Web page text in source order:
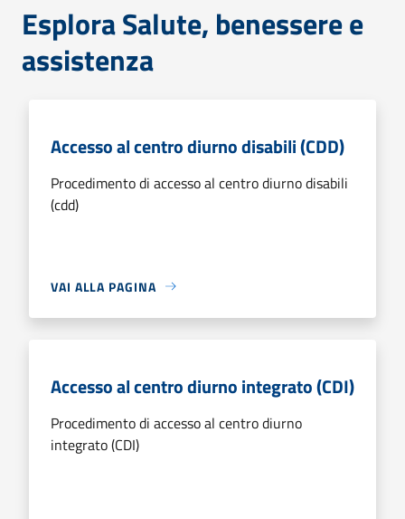
Esplora Salute, benessere e
assistenza
Accesso al centro diurno disabili (CDD)
Procedimento di accesso al centro diurno disabili
(cdd)
VAI ALLA PAGINA
Accesso al centro diurno integrato (CDI)
Procedimento di accesso al centro diurno
integrato (CDI)